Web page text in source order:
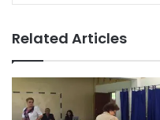
Related Articles